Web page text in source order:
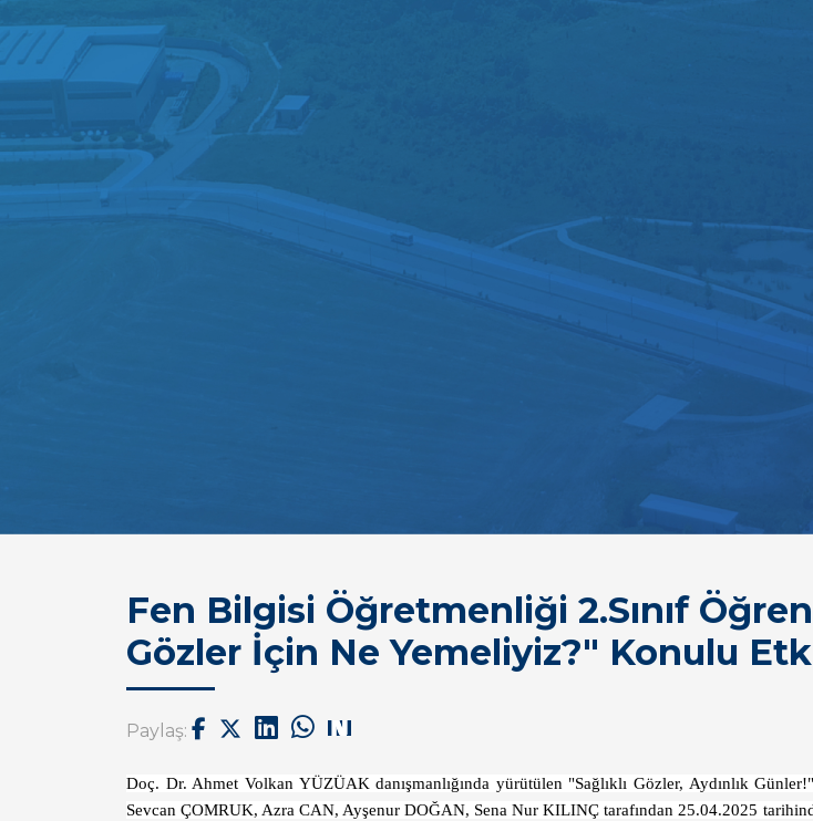
Fen Bilgisi Öğretmenliği 2.Sınıf
Gözler İçin Ne Yemeliyiz?" Konulu
Paylaş:
Doç. Dr. Ahmet Volkan YÜZÜAK danışmanlığında yürütülen "Sağlıklı Gözler, Aydınlık
Sevcan ÇOMRUK, Azra CAN, Ayşenur DOĞAN, Sena Nur KILINÇ tarafından 25.04.2025